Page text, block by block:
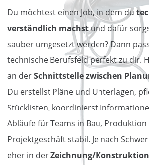
Du möchtest einen Job, in dem du
verständlich machstund dafür
sauber umgesetzt werden? Dann
technische Berufsfeld perfekt zu dir.
an derSchnittstelle zwischen
Du erstellst Pläne und Unterlagen,
Stücklisten, koordinierst
Abläufe für Teams in Bau,
Projektgeschäft stabil. Je nach
eher in derZeichnung/Konstruktion